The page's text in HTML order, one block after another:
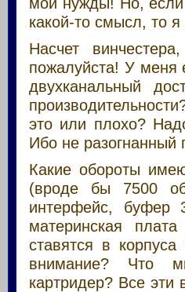
какой-то смысл, то
Насчет
пожалуйста! У меня
двухканальный
это или плохо?
Ибо не разогнанный
Какие обороты
(вроде бы 7500
интерфейс, буфер
материнская
ставятся в
внимание? Что
картридер? Все эти